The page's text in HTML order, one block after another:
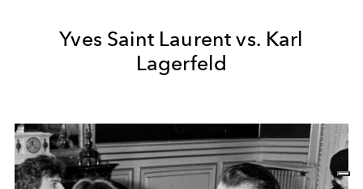
Yves Saint Laurent vs. Karl
Lagerfeld